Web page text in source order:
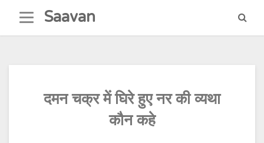
content
Saavan
दमन चक्र में घिरे हुए नर की व्यथा
कौन कहे